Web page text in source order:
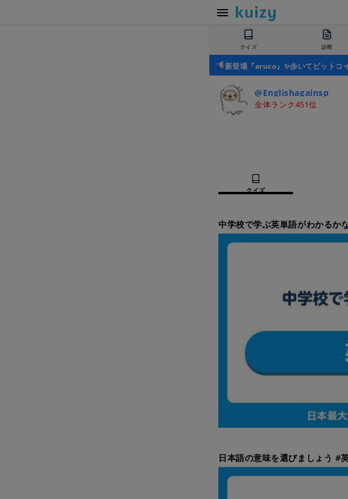
クイズ 診断
新登場『aruco』✨歩いてビットコ
@Englishagainsp
全体ランク451位
クイズ
中学校で学ぶ英単語がわかるか
日本語の意味を選びましょう #